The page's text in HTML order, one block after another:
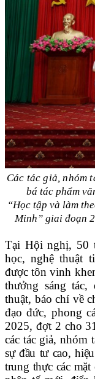
Các tác giả, nhóm
bá tác phẩm
“Học tập và làm
Minh” giai đoạn
Tại Hội nghị, 50
học, nghệ thuật
được tôn vinh
thưởng sáng tác,
thuật, báo chí về
đạo đức, phong
2025, đợt 2 cho
các tác giả, nhóm
sự đầu tư cao,
trung thực các